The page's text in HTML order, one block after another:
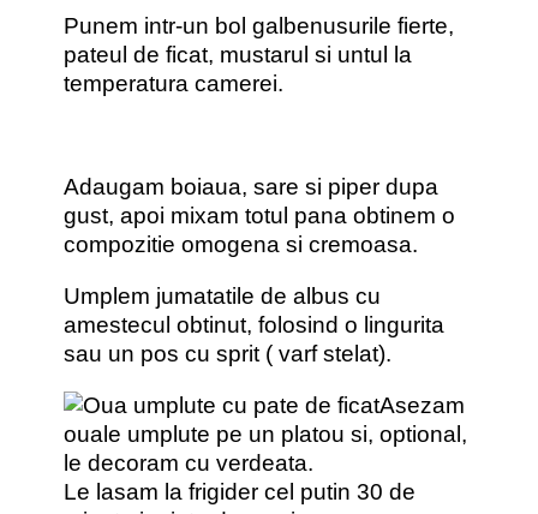
Punem intr-un bol galbenusurile fierte,
pateul de ficat, mustarul si untul la
temperatura camerei.
Adaugam boiaua, sare si piper dupa
gust, apoi mixam totul pana obtinem o
compozitie omogena si cremoasa.
Umplem jumatatile de albus cu
amestecul obtinut, folosind o lingurita
sau un pos cu sprit ( varf stelat).
Asezam
ouale umplute pe un platou si, optional,
le decoram cu verdeata.
Le lasam la frigider cel putin 30 de